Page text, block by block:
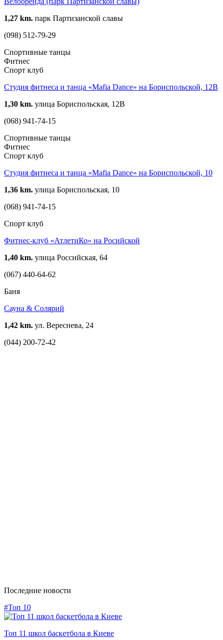
1,27 km. парк Партизанской славы
(098) 512-79-29
Спортивные танцы
Фитнес
Спорт клуб
Студия фитнеса и танца «Mafia Dance» на Бориспольской, 12В
1,30 km. улица Бориспольская, 12В
(068) 941-74-15
Спортивные танцы
Фитнес
Спорт клуб
Студия фитнеса и танца «Mafia Dance» на Бориспольской, 10
1,36 km. улица Бориспольская, 10
(068) 941-74-15
Спорт клуб
Фитнес-клуб «АтлетиКо» на Росийской
1,40 km. улица Российская, 64
(067) 440-64-62
Баня
Сауна & Солярий
1,42 km. ул. Вереснева, 24
(044) 200-72-42
Последние новости
#Топ 10
Топ 11 школ баскетбола в Киеве